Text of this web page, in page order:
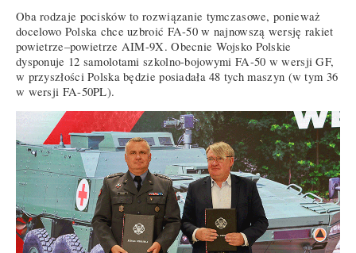
Oba rodzaje pocisków to rozwiązanie tymczasowe, ponieważ
docelowo Polska chce uzbroić FA-50 w najnowszą wersję rakiet
powietrze–powietrze AIM-9X. Obecnie Wojsko Polskie
dysponuje 12 samolotami szkolno-bojowymi FA-50 w wersji GF,
w przyszłości Polska będzie posiadała 48 tych maszyn (w tym 36
w wersji FA-50PL).